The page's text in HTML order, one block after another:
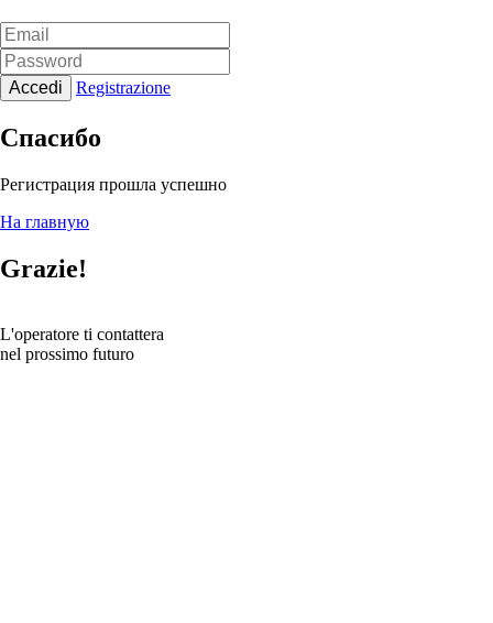
Accedi Registrazione
Спасибо
Регистрация прошла успешно
На главную
Grazie!
L'operatore ti contattera
nel prossimo futuro